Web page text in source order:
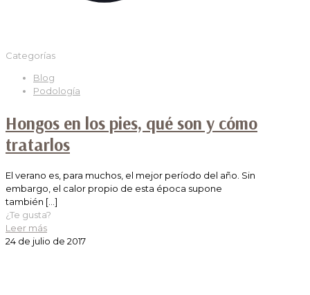
Categorías
Blog
Podología
Hongos en los pies, qué son y cómo
tratarlos
El verano es, para muchos, el mejor período del año. Sin
embargo, el calor propio de esta época supone
también […]
¿Te gusta?
Leer más
24 de julio de 2017